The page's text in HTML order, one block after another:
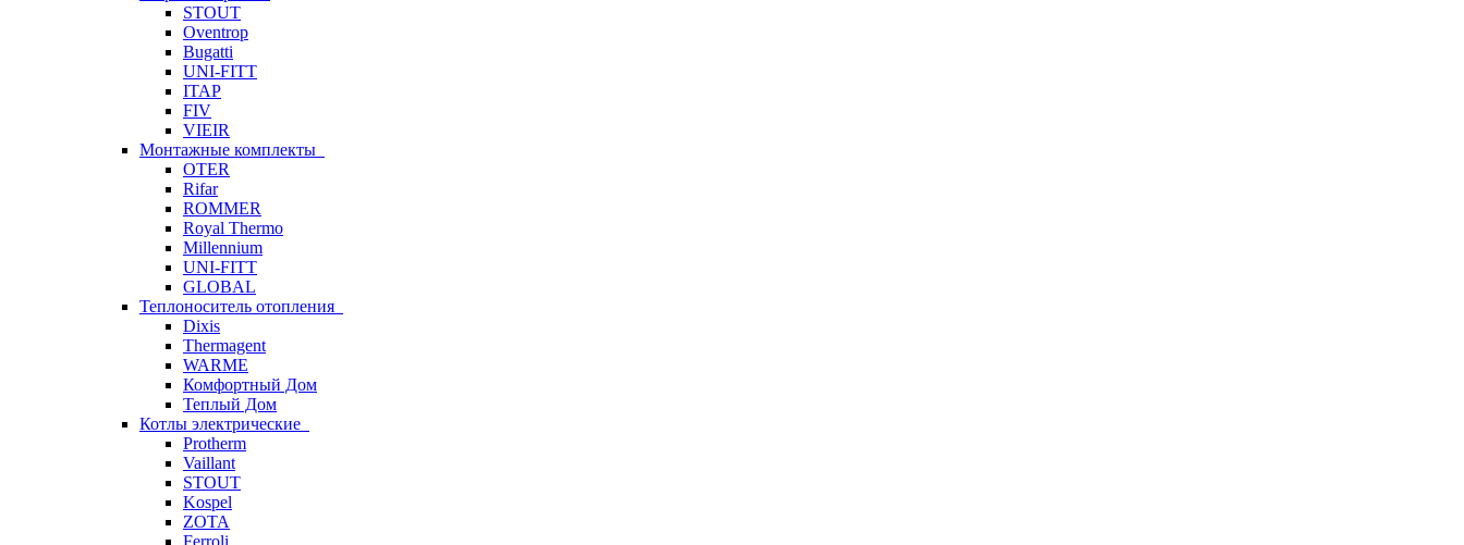
STOUT
Oventrop
Bugatti
UNI-FITT
ITAP
FIV
VIEIR
Монтажные комплекты
OTER
Rifar
ROMMER
Royal Thermo
Millennium
UNI-FITT
GLOBAL
Теплоноситель отопления
Dixis
Thermagent
WARME
Комфортный Дом
Теплый Дом
Котлы электрические
Protherm
Vaillant
STOUT
Kospel
ZOTA
Ferroli